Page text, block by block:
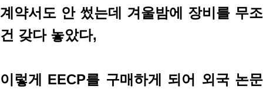
계약서도 안 썼는데 겨울밤에 장비를 무조
건 갖다 놓았다,
이렇게 EECP를 구매하게 되어 외국 논문